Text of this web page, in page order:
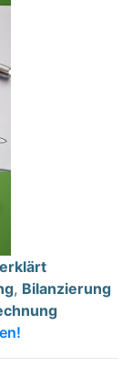
, Bilanzierung